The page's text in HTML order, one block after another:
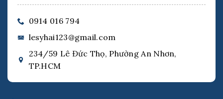
0914 016 794
lesyhai123@gmail.com
234/59 Lê Đức Thọ, Phường An Nhơn,
TP.HCM